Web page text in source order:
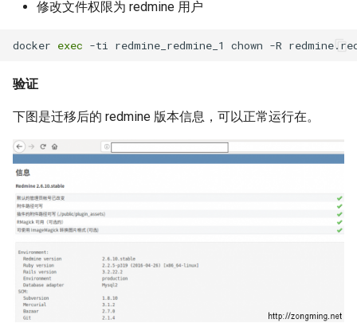
Linux 网卡 Can't load firmware
free 命令
iostat 命令
CentOS 7 新命令 systemctl
history 命令
ln 命令
rf 命令
chkrootkit
修改文件权限为 redmine 用户
docker exec
验证
下图是迁移后的 redmine 版本信息，可以正常运行在。